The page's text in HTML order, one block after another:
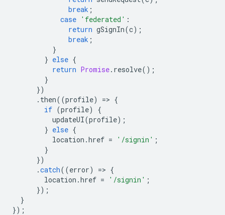
break ;
case 'federated' :
return gSignIn(c);
break ;
}
} else {
return Promise. resolve();
}
})
. then((profile) => {
if (profile)
{
updateUI(profile);
} else {
location .href = '/signin' ;
}
})
.catch((error) => {
location .href = '/signin' ;
});
}
});